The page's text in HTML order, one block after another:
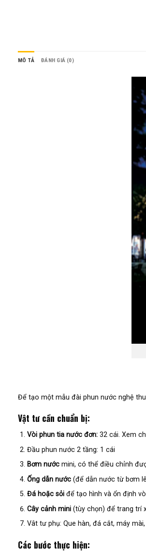
MÔ TẢ ĐÁNH GIÁ (0)
Để tạo một mẫu đài phun nước nghệ
Vật tư cần chuẩn bị:
Vòi phun tia nước đơn: 32 cái. Xem
Đầu phun nước 2 tầng: 1 cái
Bơm nướcmini, có thể điều chỉnh
Ống dẫn nước(để dẫn nước từ bơm
Đá hoặc sỏiđể tạo hình và ổn định
Cây cảnh mini(tùy chọn) để trang trí
Vât tư phụ: Que hàn, đá cắt, máy
Các bước thực hiện: